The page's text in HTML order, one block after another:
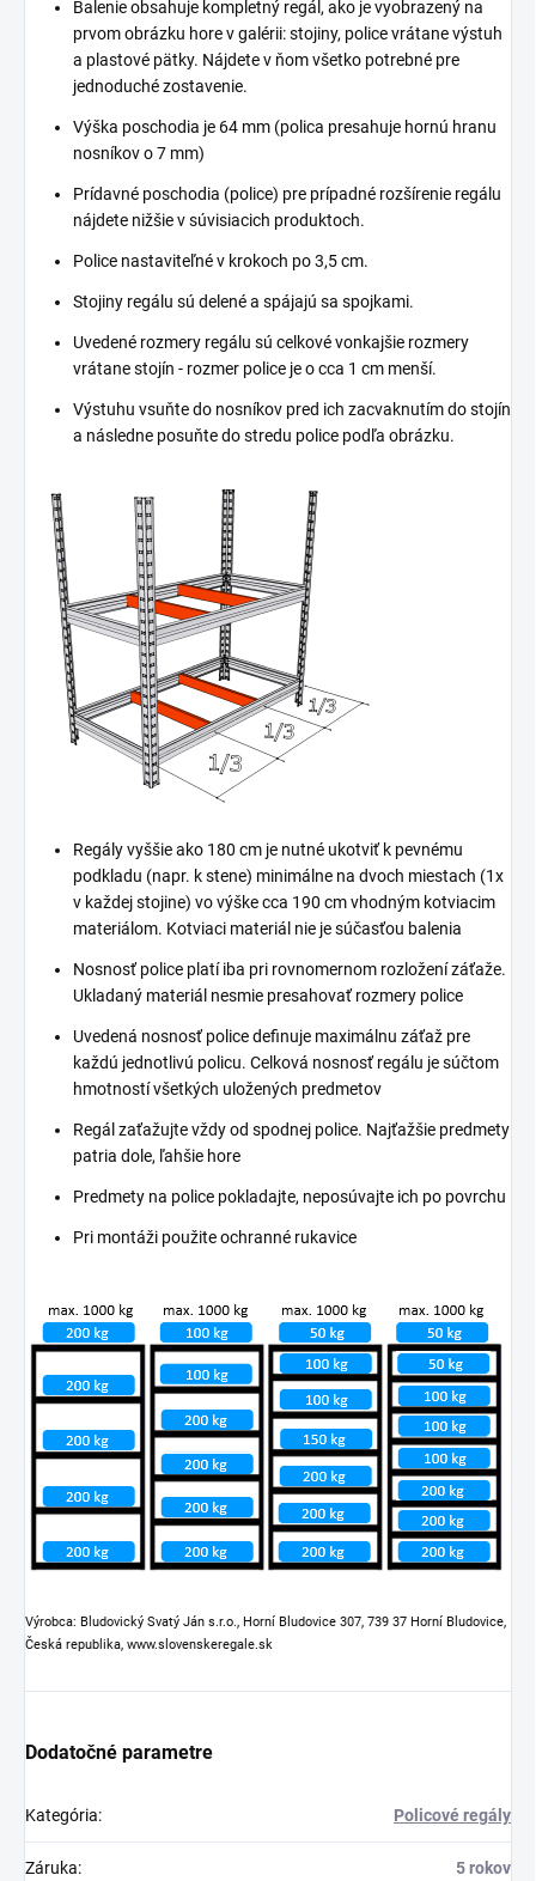
Balenie obsahuje kompletný regál, ako je vyobrazený na
prvom obrázku hore v galérii: stojiny, police vrátane výstuh
a plastové pätky. Nájdete v ňom všetko potrebné pre
jednoduché zostavenie.
Výška poschodia je 64 mm (polica presahuje hornú hranu
nosníkov o 7 mm)
Prídavné poschodia (police) pre prípadné rozšírenie regálu
nájdete nižšie v súvisiacich produktoch.
Police nastaviteľné v krokoch po 3,5 cm.
Stojiny regálu sú delené a spájajú sa spojkami.
Uvedené rozmery regálu sú celkové vonkajšie rozmery
vrátane stojín - rozmer police je o cca 1 cm menší.
Výstuhu vsuňte do nosníkov pred ich zacvaknutím do stojín
a následne posuňte do stredu police podľa obrázku.
Regály vyššie ako 180 cm je nutné ukotviť k pevnému
podkladu (napr. k stene) minimálne na dvoch miestach (1x
v každej stojine) vo výške cca 190 cm vhodným kotviacim
materiálom. Kotviaci materiál nie je súčasťou balenia
Nosnosť police platí iba pri rovnomernom rozložení záťaže.
Ukladaný materiál nesmie presahovať rozmery police
Uvedená nosnosť police definuje maximálnu záťaž pre
každú jednotlivú policu. Celková nosnosť regálu je súčtom
hmotností všetkých uložených predmetov
Regál zaťažujte vždy od spodnej police. Najťažšie predmety
patria dole, ľahšie hore
Predmety na police pokladajte, neposúvajte ich po povrchu
Pri montáži použite ochranné rukavice
Výrobca: Bludovický Svatý Ján s.r.o., Horní Bludovice 307, 739 37 Horní Bludovice,
Česká republika, www.slovenskeregale.sk
Dodatočné parametre
Kategória: Policové regály
Záruka: 5 rokov